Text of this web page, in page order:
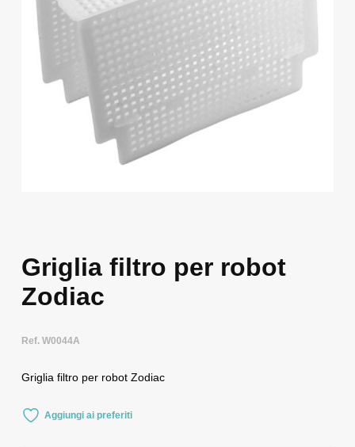
Griglia filtro per robot
Zodiac
Ref. W0044A
Griglia filtro per robot Zodiac
Aggiungi ai preferiti